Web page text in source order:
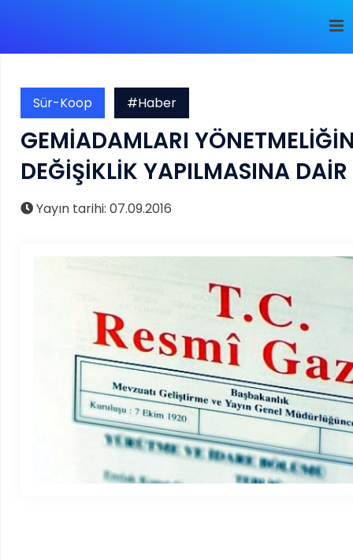
Sür-Koop #Haber
GEMİADAMLARI
DEĞİŞİKLİK YAPILMASINA
Yayın tarihi: 07.09.2016